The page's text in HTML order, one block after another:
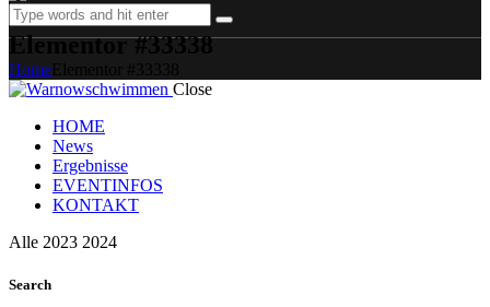
Elementor #33338
Home
Close
HOME
News
Ergebnisse
EVENTINFOS
KONTAKT
Alle 2023 2024
Search